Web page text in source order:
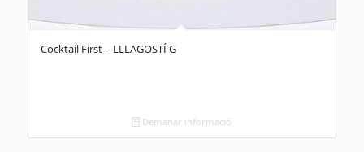
Cocktail First – LLLAGOSTÍ G
Demanar informació